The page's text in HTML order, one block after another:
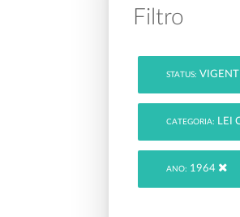
Filtro
STATUS:
CATEGORIA: LEI
ANO: 1964